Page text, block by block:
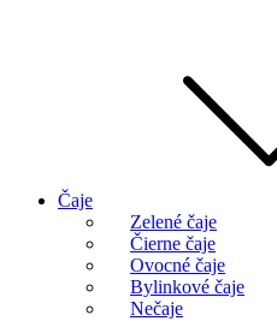
Čaje
Zelené čaje
Čierne čaje
Ovocné čaje
Bylinkové čaje
Nečaje